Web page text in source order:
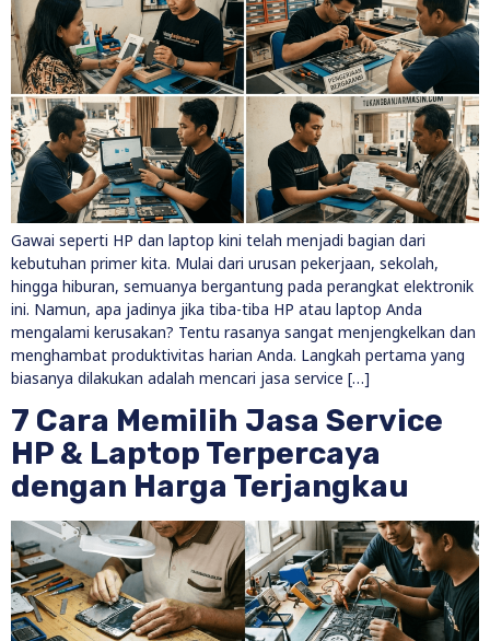
Gawai seperti HP dan laptop kini telah menjadi bagian dari
kebutuhan primer kita. Mulai dari urusan pekerjaan, sekolah,
hingga hiburan, semuanya bergantung pada perangkat elektronik
ini. Namun, apa jadinya jika tiba-tiba HP atau laptop Anda
mengalami kerusakan? Tentu rasanya sangat menjengkelkan dan
menghambat produktivitas harian Anda. Langkah pertama yang
biasanya dilakukan adalah mencari jasa service […]
7 Cara Memilih Jasa Service
HP & Laptop Terpercaya
dengan Harga Terjangkau